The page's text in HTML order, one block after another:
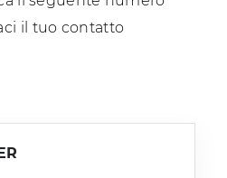
il tuo contatto